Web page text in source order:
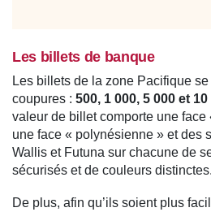
Les billets de banque
Les billets de la zone Pacifique
coupures : 500, 1 000, 5 000 et 10
valeur de billet comporte une
une face « polynésienne » et des
Wallis et Futuna sur chacune de
sécurisés et de couleurs distinctes.
De plus, afin qu’ils soient plus